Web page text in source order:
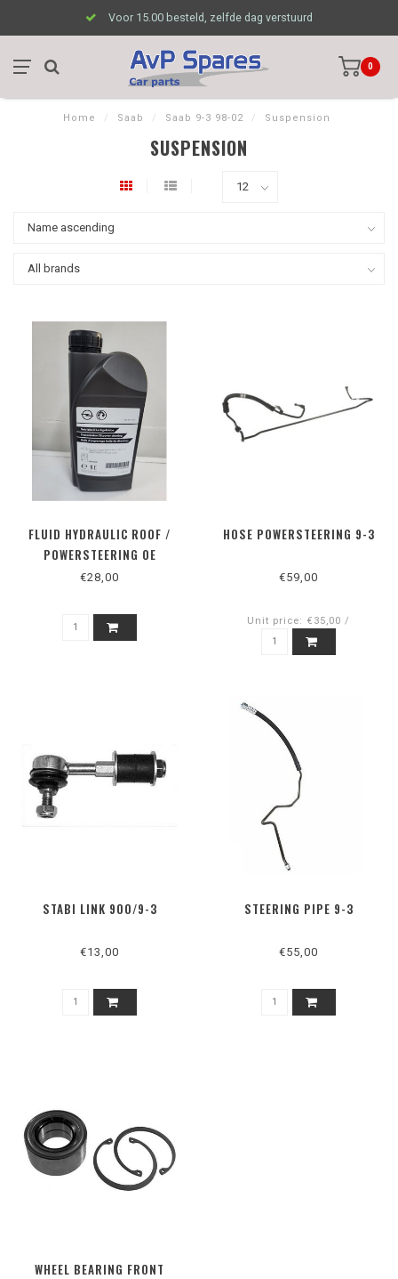
Voor 15.00 besteld, zelfde dag verstuurd
0
Home / Saab / Saab 9-3 98-02 / Suspension
SUSPENSION
FLUID HYDRAULIC ROOF /
POWERSTEERING OE
€28,00
HOSE POWERSTEERING 9-3
€59,00
Unit price: €35,00 /
STABI LINK 900/9-3
€13,00
STEERING PIPE 9-3
€55,00
WHEEL BEARING FRONT